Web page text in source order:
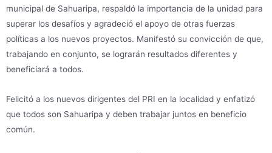
municipal de Sahuaripa, respaldó la importancia de la unidad para
superar los desafíos y agradeció el apoyo de otras fuerzas
políticas a los nuevos proyectos. Manifestó su convicción de que,
trabajando en conjunto, se lograrán resultados diferentes y
beneficiará a todos.
Felicitó a los nuevos dirigentes del PRI en la localidad y enfatizó
que todos son Sahuaripa y deben trabajar juntos en beneficio
común.